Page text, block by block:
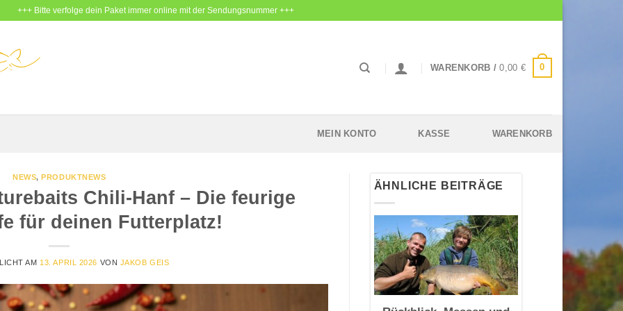
+++ Bitte verfolge dein Paket immer online mit der Sendungsnummer +++
WARENKORB /0,00 € 0
MEIN KONTO KASSE WARENKORB
NEWS,PRODUKTNEWS
Chili-Hanf – Die feurige
für deinen Futterplatz!
AM 13. APRIL 2026 VON JAKOB GEIS
ÄHNLICHE BEITRÄGE